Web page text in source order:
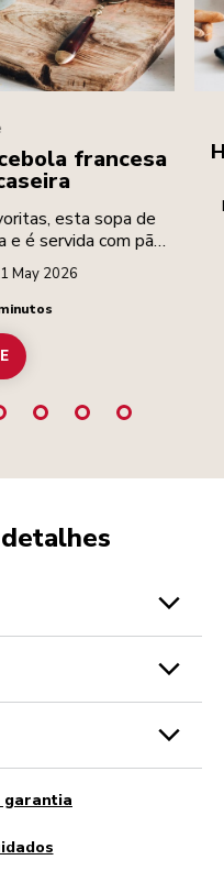
francesa
esta sopa de
e é servida com pão
May 2026